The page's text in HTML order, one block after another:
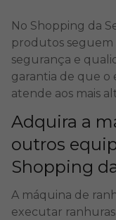
No Shopping da
produtos seguem
segurança e
garantia de que
atende aos mais
Adquira a
outros
Shopping
A máquina de
executar